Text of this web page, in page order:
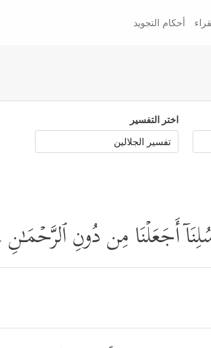
أحكام التجويد
اختر التفسير
أَجَعَلۡنَا مِن دُونِ ٱلرَّحۡمَـٰنِ